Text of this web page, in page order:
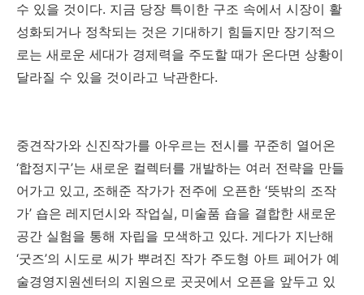
수 있을 것이다. 지금 당장 특이한 구조 속에서 시장이 활
성화되거나 정착되는 것은 기대하기 힘들지만 장기적으
로는 새로운 세대가 경제력을 주도할 때가 온다면 상황이
달라질 수 있을 것이라고 낙관한다.
중견작가와 신진작가를 아우르는 전시를 꾸준히 열어온
‘합정지구’는 새로운 컬렉터를 개발하는 여러 전략을 만들
어가고 있고, 조해준 작가가 전주에 오픈한 ‘뜻밖의 조작
가’ 숍은 레지던시와 작업실, 미술품 숍을 결합한 새로운
공간 실험을 통해 자립을 모색하고 있다. 게다가 지난해
‘굿즈’의 시도로 씨가 뿌려진 작가 주도형 아트 페어가 예
술경영지원센터의 지원으로 곳곳에서 오픈을 앞두고 있